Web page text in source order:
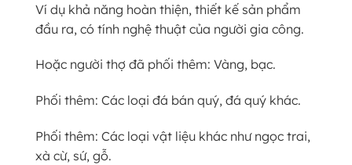
Ví dụ khả năng hoàn thiện, thiết kế sản phẩm
đầu ra, có tính nghệ thuật của người gia công.
Hoặc người thợ đã phối thêm: Vàng, bạc.
Phối thêm: Các loại đá bán quý, đá quý khác.
Phối thêm: Các loại vật liệu khác như ngọc trai,
xà cừ, sứ, gỗ.